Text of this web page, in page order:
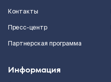
Контакты
Пресс-центр
Партнерская программа
Информация